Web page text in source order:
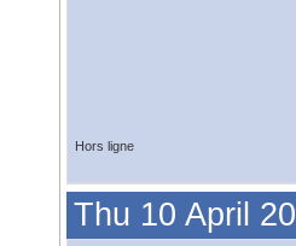
Hors ligne
Thu 10 April